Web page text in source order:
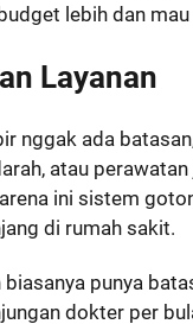
lebih dan
Layanan
nggak ada
atau
ini sistem
di rumah sakit.
punya
dokter per